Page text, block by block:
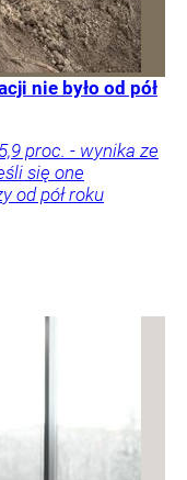
nie było od pół
proc. - wynika ze
się one
od pół roku